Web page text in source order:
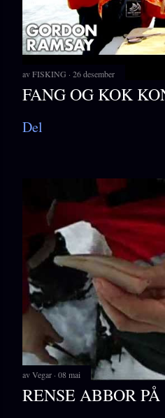
avFISKING 26 desember
FANG OG KOK
Del
avVegar 08 mai
RENSE ABBOR PÅ